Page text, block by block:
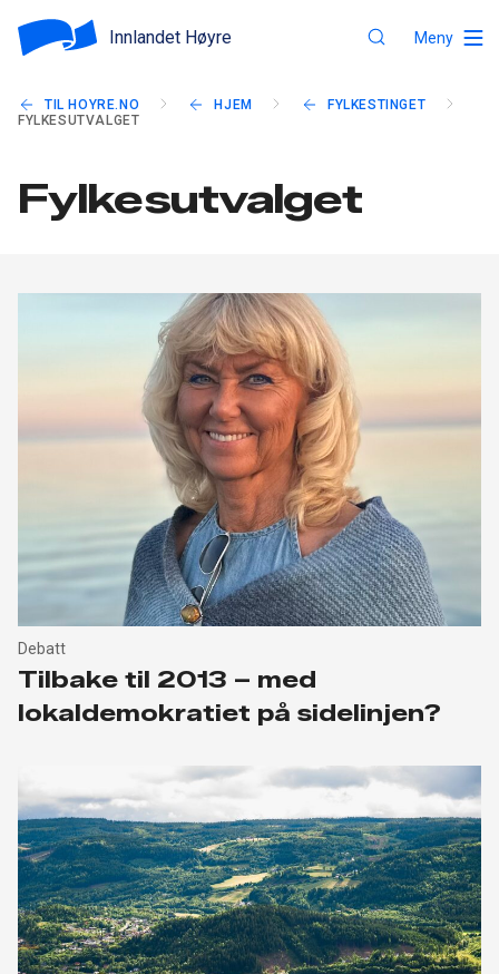
Innlandet Høyre Meny
TIL HOYRE.NO HJEM
FYLKESTINGET
FYLKESUTVALGET
Fylkesutvalget
Debatt
Tilbake til 2013 – med
lokaldemokratiet på sidelinjen?